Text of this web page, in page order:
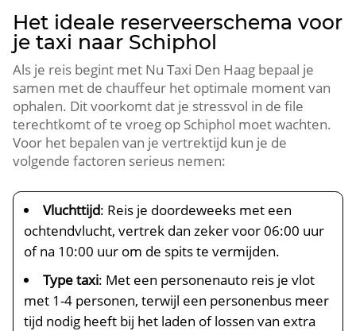
Het ideale reserveerschema voor
je taxi naar Schiphol
Als je reis begint met Nu Taxi Den Haag bepaal je
samen met de chauffeur het optimale moment van
ophalen. Dit voorkomt dat je stressvol in de file
terechtkomt of te vroeg op Schiphol moet wachten.
Voor het bepalen van je vertrektijd kun je de
volgende factoren serieus nemen:
Vluchttijd: Reis je doordeweeks met een
ochtendvlucht, vertrek dan zeker voor 06:00 uur
of na 10:00 uur om de spits te vermijden.
Type taxi: Met een personenauto reis je vlot
met 1-4 personen, terwijl een personenbus meer
tijd nodig heeft bij het laden of lossen van extra